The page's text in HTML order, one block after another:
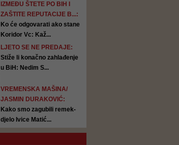
IZMEĐU ŠTETE PO BIH I
ZAŠTITE REPUTACIJE B...:
Ko će odgovarati ako stane
Koridor Vc: Kaž...
LJETO SE NE PREDAJE:
Stiže li konačno zahlađenje
u BiH: Nedim S...
VREMENSKA MAŠINA/
JASMIN DURAKOVIĆ:
Kako smo zagubili remek-
djelo Ivice Matić...